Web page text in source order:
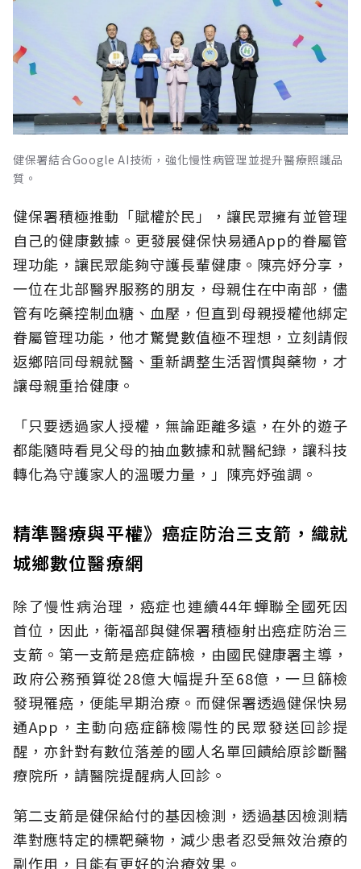
健保署結合Google AI技術，強化慢性病管理並提升醫療照護品
質。
健保署積極推動「賦權於民」，讓民眾擁有並管理
自己的健康數據。更發展健保快易通App的眷屬管
理功能，讓民眾能夠守護長輩健康。陳亮妤分享，
一位在北部醫界服務的朋友，母親住在中南部，儘
管有吃藥控制血糖、血壓，但直到母親授權他綁定
眷屬管理功能，他才驚覺數值極不理想，立刻請假
返鄉陪同母親就醫、重新調整生活習慣與藥物，才
讓母親重拾健康。
「只要透過家人授權，無論距離多遠，在外的遊子
都能隨時看見父母的抽血數據和就醫紀錄，讓科技
轉化為守護家人的溫暖力量，」陳亮妤強調。
精準醫療與平權》癌症防治三支箭，織就
城鄉數位醫療網
除了慢性病治理，癌症也連續44年蟬聯全國死因
首位，因此，衛福部與健保署積極射出癌症防治三
支箭。第一支箭是癌症篩檢，由國民健康署主導，
政府公務預算從28億大幅提升至68億，一旦篩檢
發現罹癌，便能早期治療。而健保署透過健保快易
通App，主動向癌症篩檢陽性的民眾發送回診提
醒，亦針對有數位落差的國人名單回饋給原診斷醫
療院所，請醫院提醒病人回診。
第二支箭是健保給付的基因檢測，透過基因檢測精
準對應特定的標靶藥物，減少患者忍受無效治療的
副作用，且能有更好的治療效果。